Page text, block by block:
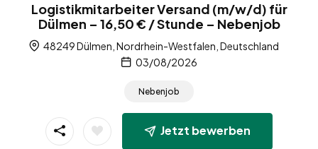
Logistikmitarbeiter Versand (m/w/d) für
Dülmen – 16,50 € / Stunde – Nebenjob
48249 Dülmen, Nordrhein-Westfalen, Deutschland
03/08/2026
Nebenjob
Jetzt bewerben